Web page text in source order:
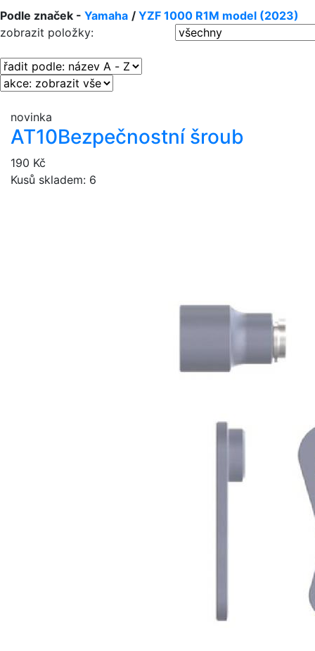
Podle značek - Yamaha / YZF 1000 R1M model (2023)
zobrazit položky:
novinka
AT10Bezpečnostní šroub
190 Kč
Kusů skladem: 6